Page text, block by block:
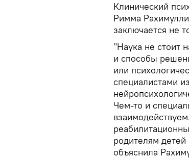
Клинический
Римма
заключается не
"Наука не стоит
и способы
или
специалистами
Чем-то и
родителям
объяснила